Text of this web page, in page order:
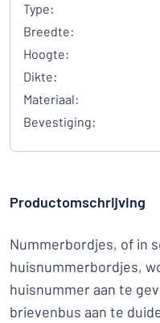
Type:
Breedte:
Hoogte:
Dikte:
Materiaal:
Bevestiging:
Productomschrijving
Nummerbordjes, of in
huisnummerbordjes,
huisnummer aan te
brievenbus aan te